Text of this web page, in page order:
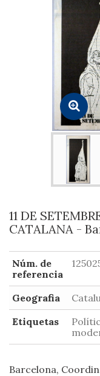
11 DE
CATALANA -
Núm. de
referencia
Geografia
Etiquetas
Barcelona,